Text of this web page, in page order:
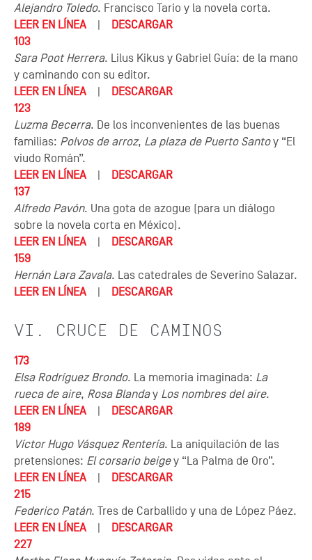
Alejandro Toledo. Francisco Tario y la novela corta.
LEER EN LÍNEA
DESCARGAR
103
Sara Poot Herrera. Lilus Kikus y Gabriel Guía: de la mano
y caminando con su editor.
LEER EN LÍNEA
DESCARGAR
123
Luzma Becerra. De los inconvenientes de las buenas
familias: Polvos de arroz, La plaza de Puerto Santoy “El
viudo Román”.
LEER EN LÍNEA
DESCARGAR
137
Alfredo Pavón. Una gota de azogue (para un diálogo
sobre la novela corta en México).
LEER EN LÍNEA
DESCARGAR
159
Hernán Lara Zavala. Las catedrales de Severino Salazar.
LEER EN LÍNEA
DESCARGAR
VI. CRUCE DE CAMINOS
173
Elsa Rodríguez Brondo. La memoria imaginada: La
rueca de aire, Rosa Blanday Los nombres del aire.
LEER EN LÍNEA
DESCARGAR
189
Víctor Hugo Vásquez Rentería. La aniquilación de las
pretensiones: El corsario beigey “La Palma de Oro”.
LEER EN LÍNEA
DESCARGAR
215
Federico Patán. Tres de Carballido y una de López Páez.
LEER EN LÍNEA
DESCARGAR
227